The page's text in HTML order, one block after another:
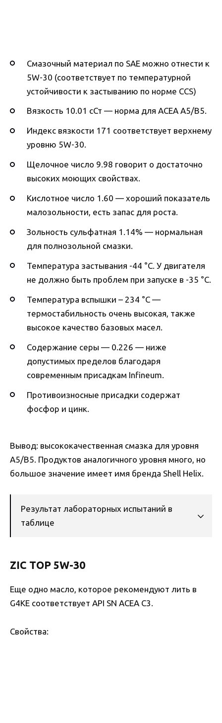
Смазочный материал по SAE можно отнести к
5W-30 (соответствует по температурной
устойчивости к застыванию по норме CCS)
Вязкость 10.01 сСт — норма для ACEA A5/B5.
Индекс вязкости 171 соответствует верхнему
уровню 5W-30.
Щелочное число 9.98 говорит о достаточно
высоких моющих свойствах.
Кислотное число 1.60 — хороший показатель
малозольности, есть запас для роста.
Зольность сульфатная 1.14% — нормальная
для полнозольной смазки.
Температура застывания -44 °C. У двигателя
не должно быть проблем при запуске в -35 °C.
Температура вспышки – 234 °C —
термостабильность очень высокая, также
высокое качество базовых масел.
Содержание серы — 0.226 — ниже
допустимых пределов благодаря
современным присадкам Infineum.
Противоизносные присадки содержат
фосфор и цинк.
Вывод: высококачественная смазка для уровня
А5/В5. Продуктов аналогичного уровня много, но
большое значение имеет имя бренда Shell Helix.
Результат лабораторных испытаний в
таблице
ZIC TOP 5W-30
Еще одно масло, которое рекомендуют лить в
G4KE соответствует API SN ACEA C3.
Свойства: